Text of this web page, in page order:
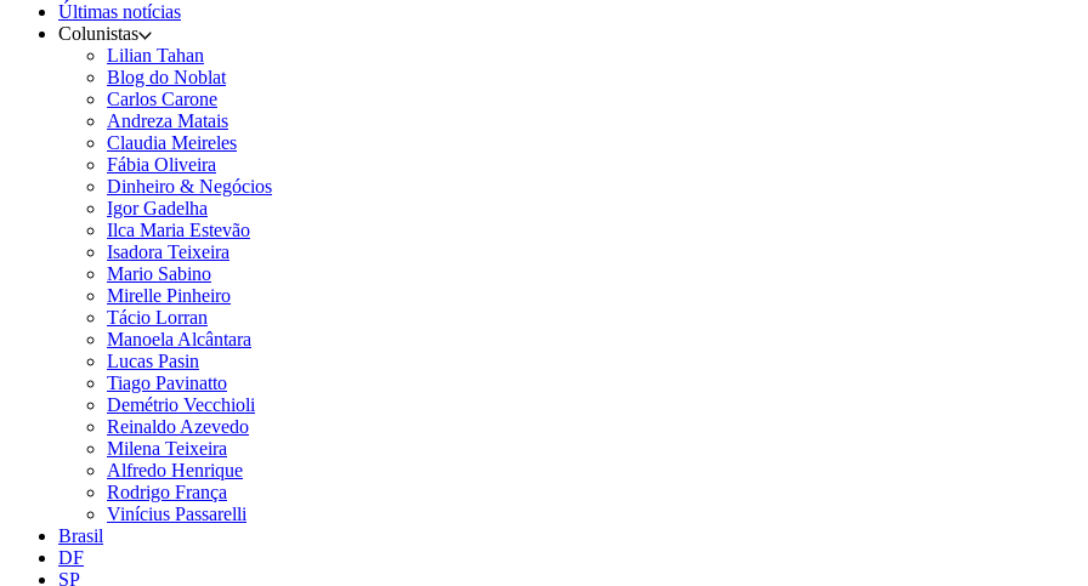
Últimas notícias
Colunistas
Lilian Tahan
Blog do Noblat
Carlos Carone
Andreza Matais
Claudia Meireles
Fábia Oliveira
Dinheiro & Negócios
Igor Gadelha
Ilca Maria Estevão
Isadora Teixeira
Mario Sabino
Mirelle Pinheiro
Tácio Lorran
Manoela Alcântara
Lucas Pasin
Tiago Pavinatto
Demétrio Vecchioli
Reinaldo Azevedo
Milena Teixeira
Alfredo Henrique
Rodrigo França
Vinícius Passarelli
Brasil
DF
SP